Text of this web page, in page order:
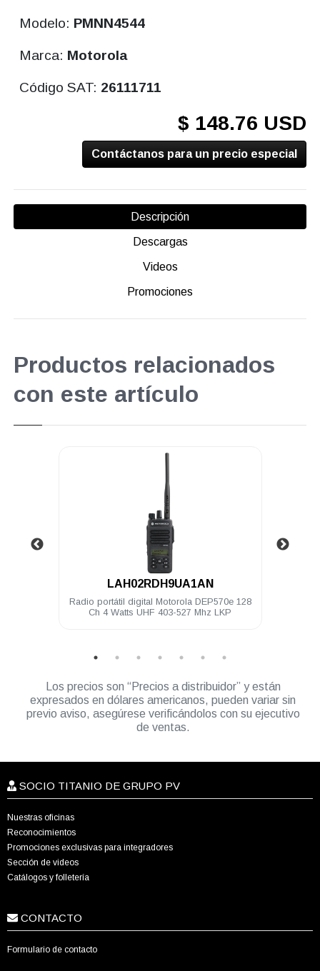
Modelo: PMNN4544
Marca: Motorola
Código SAT: 26111711
$ 148.76 USD
Contáctanos para un precio especial
Descripción
Descargas
Videos
Promociones
Productos relacionados
con este artículo
.
LAH02RDH9UA1AN
Radio portátil digital Motorola DEP570e 128
Ch 4 Watts UHF 403-527 Mhz LKP
Los precios son “Precios a distribuidor” y están
expresados en dólares americanos, pueden variar sin
previo aviso, asegúrese verificándolos con su ejecutivo
de ventas.
SOCIO TITANIO DE GRUPO PV
Nuestras oficinas
Reconocimientos
Promociones exclusivas para integradores
Sección de videos
Catálogos y folletería
CONTACTO
Formulario de contacto